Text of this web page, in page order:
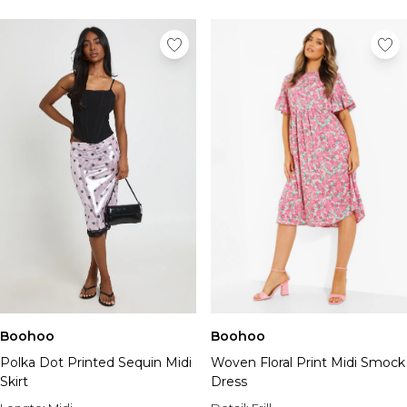
Sandalen & Slippers
Herenaccessoires
Alle Accessoires
Zonnebrillen
Mutsen & Petten
Sieraden & Horloges
Ondergoed
Tassen & Portemonnees
Merken die we leuk vinden
boohooMAN
Burton
Heren Sale
Alle Heren Sale
Boohoo
Polka Dot Printed Sequin Midi
Skirt
Boohoo
Woven Floral Print Midi Smock
Dress